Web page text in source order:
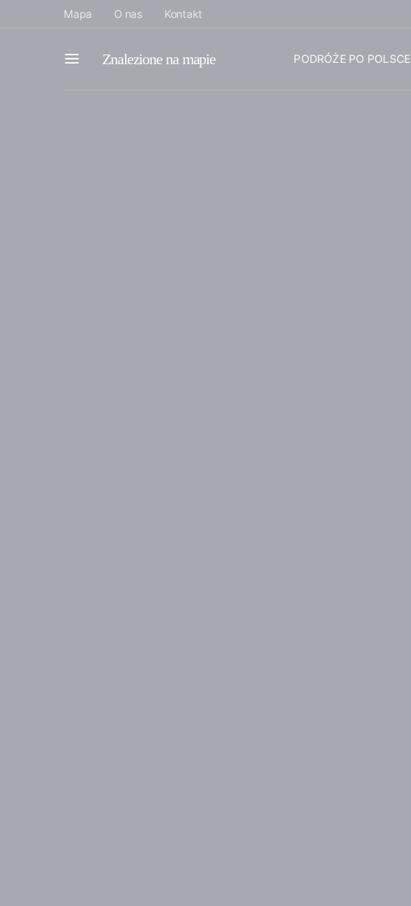
Mapa O nas Kontakt
Znalezione na mapie PODRÓŻE PO POLSCE